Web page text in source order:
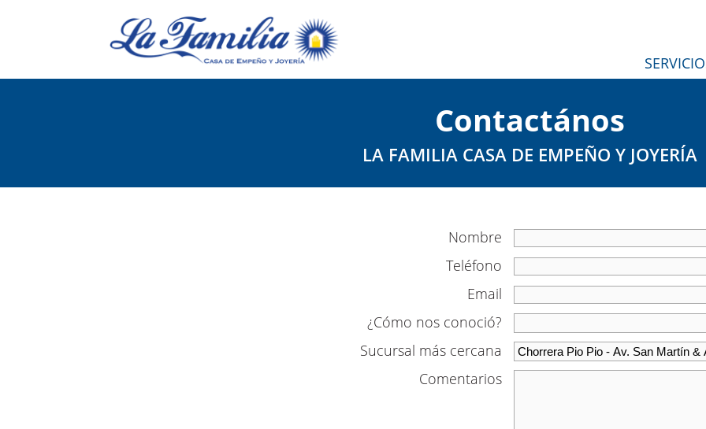
Contactános
LA FAMILIA CASA DE EMPEÑO Y JOYERÍA
Nombre
Teléfono
Email
¿Cómo nos conoció?
Sucursal más cercana
Comentarios